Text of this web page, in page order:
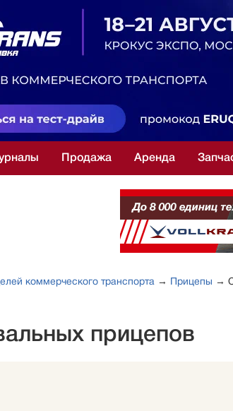
Продажа Аренда
коммерческого транспорта → Прицепы →
прицепов